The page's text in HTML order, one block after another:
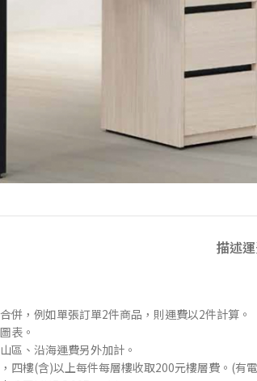
描述
併，例如單張訂單2件商品，則運費以2件計算。
表。
區、沿海運費另外加計。
四樓(含)以上每件每層樓收取200元樓層費。(有